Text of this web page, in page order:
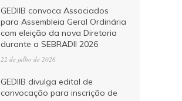
GEDIIB convoca Associados
para Assembleia Geral Ordinária
com eleição da nova Diretoria
durante a SEBRADII 2026
22 de julho de 2026
GEDIIB divulga edital de
convocação para inscrição de